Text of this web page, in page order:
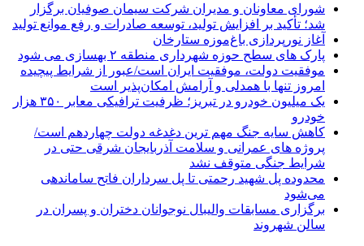
شورای معاونان و مدیران شرکت سیمان صوفیان برگزار
شد؛ تأکید بر افزایش تولید، توسعه صادرات و رفع موانع تولید
آغاز نورپردازی باغ‌موزه ستارخان
پارک های سطح حوزه شهرداری منطقه ۲ بهسازی می شود
موفقیت دولت، موفقیت ایران است/عبور از شرایط پیچیده
امروز تنها با همدلی و آرامش امکان‌پذیر است
یک میلیون خودرو در تبریز؛ ظرفیت ترافیکی معابر ۳۵۰ هزار
خودرو
کاهش سایه جنگ مهم ‌ترین دغدغه دولت چهاردهم است/
پروژه ‌های عمرانی و سلامت آذربایجان شرقی حتی در
شرایط جنگی متوقف نشد
محدوده پل شهید رحمتی تا پل سرداران فاتح ساماندهی
می‌شود
برگزاری مسابقات والیبال نوجوانان دختران و پسران در
سالن شهروند